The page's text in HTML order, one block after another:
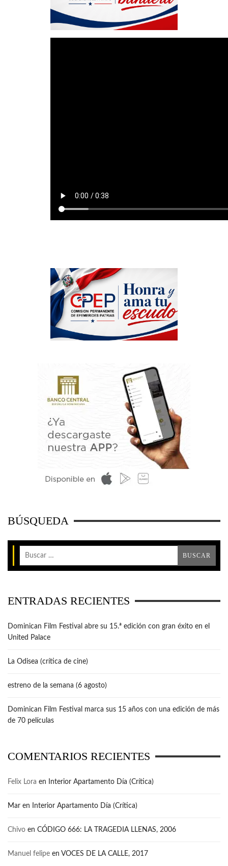
BÚSQUEDA
ENTRADAS RECIENTES
Dominican Film Festival abre su 15.ª edición con gran éxito en el
United Palace
La Odisea (crítica de cine)
estreno de la semana (6 agosto)
Dominican Film Festival marca sus 15 años con una edición de más
de 70 películas
COMENTARIOS RECIENTES
Felix Lora en Interior Apartamento Día (Crítica)
Mar en Interior Apartamento Día (Crítica)
Chivo en CÓDIGO 666: LA TRAGEDIA LLENAS, 2006
Manuel felipe en VOCES DE LA CALLE, 2017